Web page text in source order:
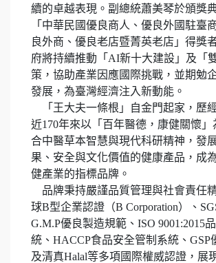
續的卓越表現。副總統蕭美琴於頒獎
「中華民國優良商人、優良外國駐臺
良外商、優良老店暨菁英老店」得獎
府將持續推動「AI新十大建設」及「
策，協助產業因應國際挑戰，並期勉
發展，為臺灣經濟注入新動能。
「王大夫一條根」自金門起家，歷
近170年來以「百年醫德，康健關懷」
合中醫草本智慧與現代科研精神，發
果、安全與文化價值的健康產品，成
健產業的指標品牌。
品牌秉持嚴謹品質管理與社會責任
球B型企業認證（B Corporation）、
G.M.P優良製造規範、ISO 9001:2015
統、HACCP食品安全管制系統、GSP
及清真Halal等多項國際權威認證，展